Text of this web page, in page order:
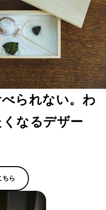
られない。わ
なるデザー
ちら